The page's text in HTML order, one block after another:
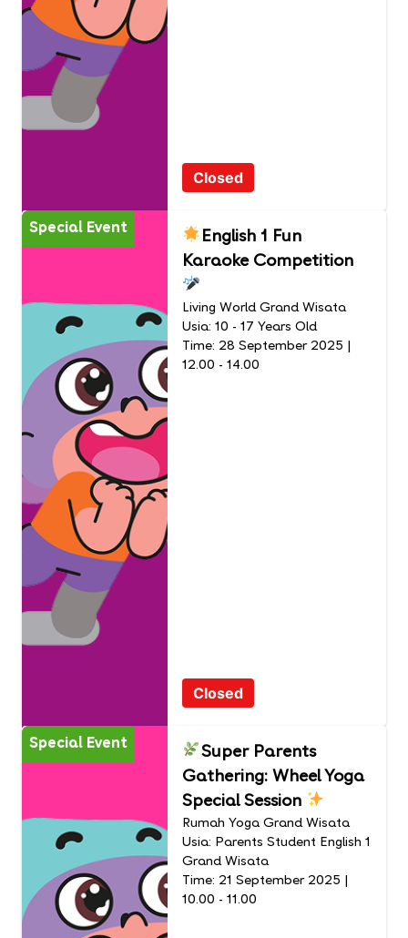
Closed
Special Event
English 1 Fun
Karaoke Competition
Living World Grand Wisata
Usia: 10 - 17 Years Old
Time: 28 September 2025 |
12.00 - 14.00
Closed
Special Event
Super Parents
Gathering: Wheel Yoga
Special Session
Rumah Yoga Grand Wisata
Usia: Parents Student English 1
Grand Wisata
Time: 21 September 2025 |
10.00 - 11.00